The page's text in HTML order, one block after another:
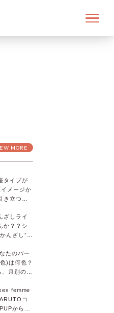
MORE
タイプが
メージか
き立つス
ざしライ
か？？シ
んざし”の
スタッフ
たのバー
)は何色？
月別の誕
ラーコー
femme
コ
から、